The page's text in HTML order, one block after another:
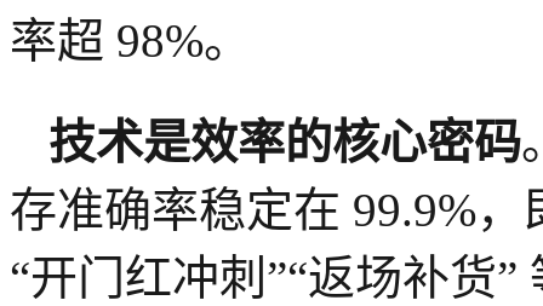
率超 98%。
技术是效率的核心密码
存准确率稳定在 99.9%
“开门红冲刺”“返场补货